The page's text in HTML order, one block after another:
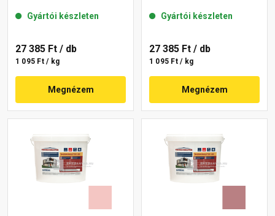
25-D 25 kg
Gyártói készleten
27 385 Ft / db
1 095 Ft / kg
Megnézem
Gyártói készleten
27 385 Ft / db
1 095 Ft / kg
Megnézem